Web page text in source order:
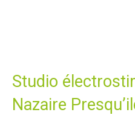
Studio
Nazaire